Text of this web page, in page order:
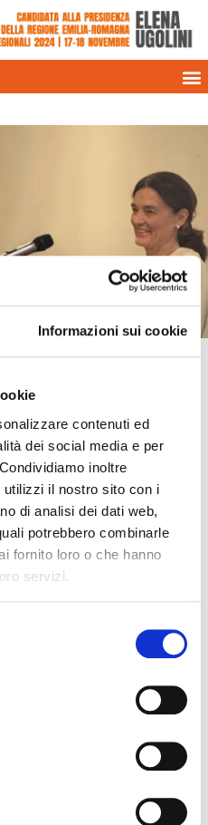
Informazioni sui cookie
contenuti ed
dei social media e per
inoltre
il nostro sito con i
di analisi dei dati web,
potrebbero combinarle
fornito loro o che hanno
servizi.
PORTA”
è stata ospite di Bruno
link, negli ultimi 12
2024/10/Porta-a-Porta
51ed-4b91-9c6b-